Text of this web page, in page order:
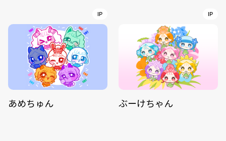
IP
あめちゅん
IP
ぶーけちゃん